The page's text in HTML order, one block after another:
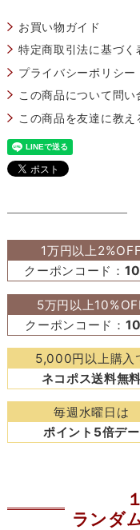
お買い物ガイド
特定商取引法に基づく
プライバシーポリシー
この商品について問い
この商品を友達に教え
1万円以上2%OFF
クーポンコード：
5万円以上
クーポンコード：
5,000円以上購入
ネコポス送料無料
毎週水曜日は
ポイント5倍デー
ランダ